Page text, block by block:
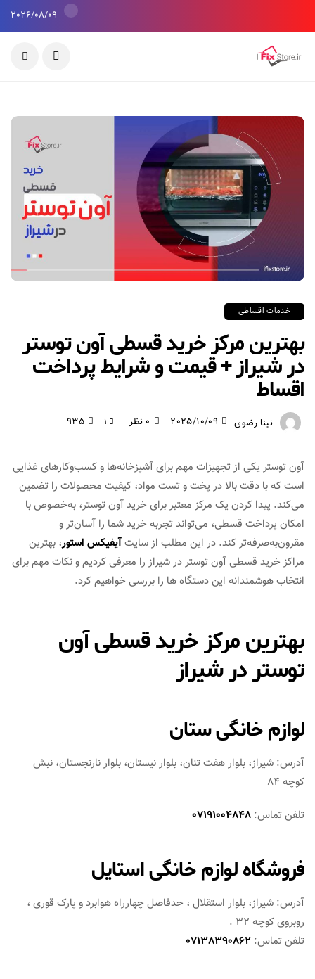
2026/08/09
خدمات اقساطی
بهترین مرکز خرید قسطی آون توستر
در شیراز + قیمت و شرایط پرداخت
اقساط
نینا رضوی 2025/10/09 0 نظر 1
935
آون توستر یکی از تجهیزات مهم برای آشپزخانه‌ها و کسب‌وکارهای غذایی
است که با دقت بالا در پخت و تست مواد، کیفیت محصولات را تضمین
می‌کند. پیدا کردن یک مرکز معتبر برای خرید آون توستر، به‌خصوص با
امکان پرداخت قسطی، می‌تواند تجربه خرید شما را آسان‌تر و
مقرون‌به‌صرفه‌تر کند. در این مطلب از سایتآیفیکس استور، بهترین
مراکز خرید قسطی آون توستر در شیراز را معرفی کردیم و نکات مهم برای
انتخاب هوشمندانه این دستگاه‌ ها را بررسی خواهیم کرد.
بهترین مرکز خرید قسطی آون
توستر در شیراز
لوازم خانگی ستان
آدرس: شیراز، بلوار هفت تنان، بلوار نیستان، بلوار نارنجستان، نبش
کوچه 84
تلفن تماس: 07191004848
فروشگاه لوازم خانگی استایل
آدرس: شیراز، بلوار استقلال ، حدفاصل چهارراه هوابرد و پارک قوری ،
روبروی کوچه 32 .
تلفن تماس: 07138390862